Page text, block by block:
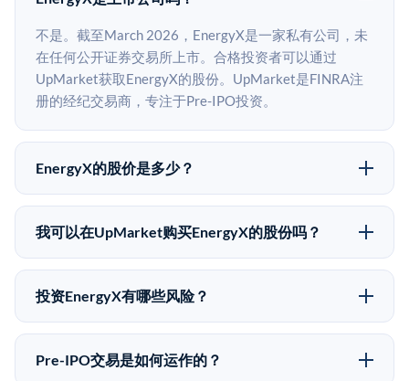
不是。截至March 2026，EnergyX是一家私有公司，未
在任何公开证券交易所上市。合格投资者可以通过
UpMarket获取EnergyX的股份。UpMarket是FINRA注
册的经纪交易商，专注于Pre-IPO投资。
EnergyX的股价是多少？
EnergyX没有公开股价，因为它是一家私有公司。最近
的已知股价来自其最近一轮融资。 二级市场上的Pre-
有所不同。
我可以在UpMarket购买EnergyX的股份吗？
可以。合格投资者可以通过填写本页表单或在
upmarket.co创建账户来表达对EnergyX股份的投资意
50,000美元。UpMarket是FINRA注册的经纪交易商，
自2019年以来已经纪超过5亿美元的另类投资。
投资EnergyX有哪些风险？
Pre-IPO投资存在重大风险。EnergyX的股份流动性低，
意味着没有公开市场可以快速出售。不存在确定的退出
Pre-IPO交易是如何运作的？